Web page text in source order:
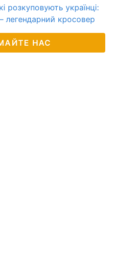
розкуповують українці:
легендарний кросовер
НАС